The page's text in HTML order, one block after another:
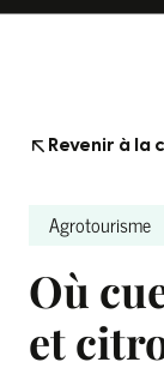
Revenir à la
Agrotourisme
Où
et